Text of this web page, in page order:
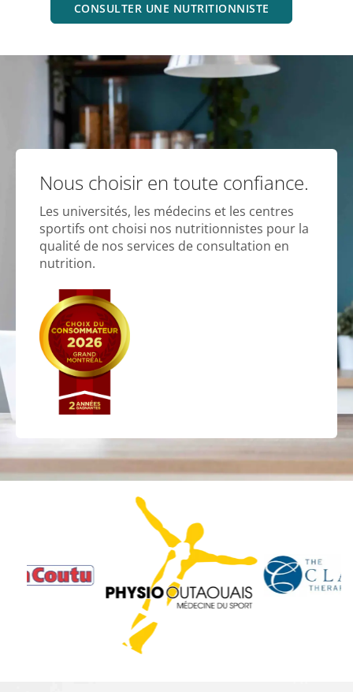
CONSULTER UNE NUTRITIONNISTE
Nous choisir en toute confiance.
Les universités, les médecins et les centres
sportifs ont choisi nos nutritionnistes pour la
qualité de nos services de consultation en
nutrition.